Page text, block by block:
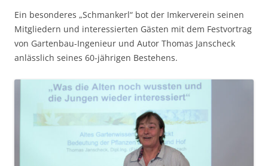
Ein besonderes „Schmankerl“ bot der Imkerverein seinen
Mitgliedern und interessierten Gästen mit dem Festvortrag
von Gartenbau-Ingenieur und Autor Thomas Janscheck
anlässlich seines 60-jährigen Bestehens.